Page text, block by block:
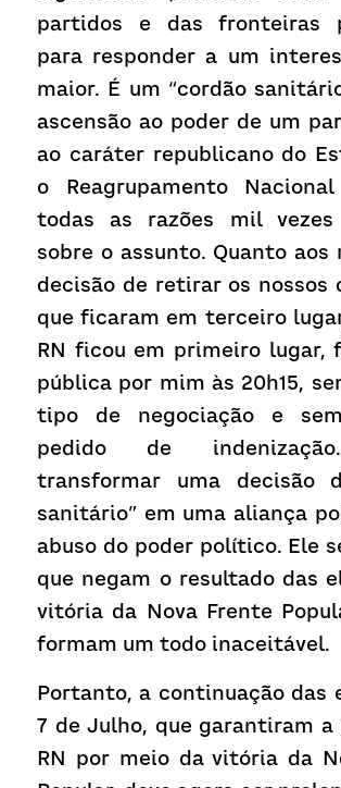
partidos e das fronteiras
para responder a um
maior. É um “cordão
ascensão ao poder de um
ao caráter republicano do
o Reagrupamento
todas as razões mil vezes
sobre o assunto. Quanto aos
decisão de retirar os nossos
que ficaram em terceiro
RN ficou em primeiro lugar,
pública por mim às 20h15,
tipo de negociação e
pedido de
transformar uma decisão
sanitário” em uma aliança
abuso do poder político. Ele
que negam o resultado das
vitória da Nova Frente
formam um todo inaceitável.
Portanto, a continuação das
7 de Julho, que garantiram
RN por meio da vitória da